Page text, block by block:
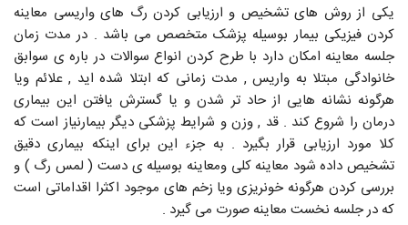
یکی از روش های تشخیص و ارزیابی کردن رگ های واریسی معاینه
کردن فیزیکی بیمار بوسیله پزشک متخصص می باشد . در مدت زمان
جلسه معاینه امکان دارد با طرح کردن انواع سوالات در باره ی سوابق
خانوادگی مبتلا به واریس , مدت زمانی که ابتلا شده اید , علائم ویا
هرگونه نشانه هایی از حاد تر شدن و یا گسترش یافتن این بیماری
درمان را شروع کند . قد , وزن و شرایط پزشکی دیگر بیمارنیاز است که
کلا مورد ارزیابی قرار بگیرد . به جزء این برای اینکه بیماری دقیق
تشخیص داده شود معاینه کلی ومعاینه بوسیله ی دست ( لمس رگ ) و
بررسی کردن هرگونه خونریزی ویا زخم های موجود اکثرا اقداماتی است
که در جلسه نخست معاینه صورت می گیرد .